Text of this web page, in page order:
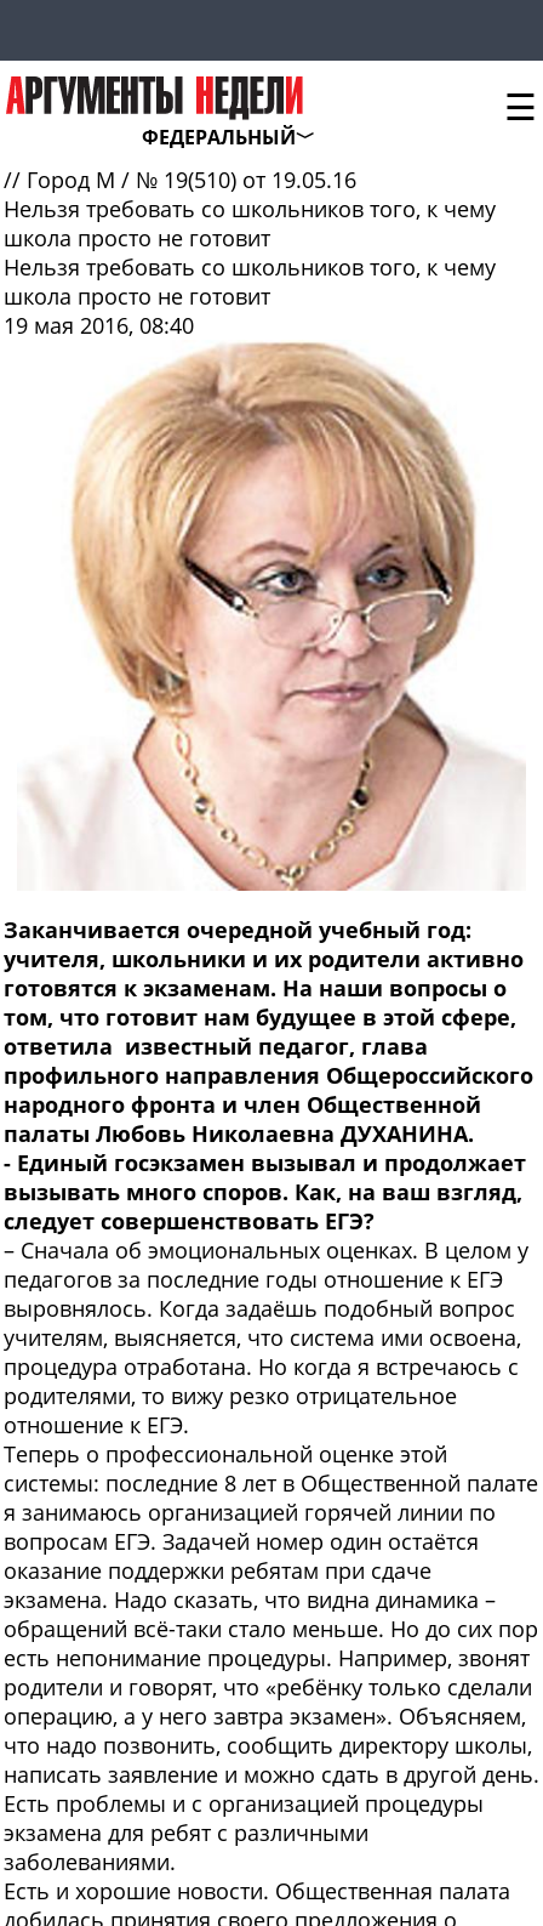
ФЕДЕРАЛЬНЫЙ
☰
// Город М / № 19(510) от 19.05.16
Нельзя требовать со школьников того, к чему
школа просто не готовит
Нельзя требовать со школьников того, к чему
школа просто не готовит
19 мая 2016, 08:40
Заканчивается очередной учебный год:
учителя, школьники и их родители активно
готовятся к экзаменам. На наши вопросы о
том, что готовит нам будущее в этой сфере,
ответила известный педагог, глава
профильного направления Общероссийского
народного фронта и член Общественной
палаты Любовь Николаевна ДУХАНИНА.
- Единый госэкзамен вызывал и продолжает
вызывать много споров. Как, на ваш взгляд,
следует совершенствовать ЕГЭ?
– Сначала об эмоциональных оценках. В целом у
педагогов за последние годы отношение к ЕГЭ
выровнялось. Когда задаёшь подобный вопрос
учителям, выясняется, что система ими освоена,
процедура отработана. Но когда я встречаюсь с
родителями, то вижу резко отрицательное
отношение к ЕГЭ.
Теперь о профессиональной оценке этой
системы: последние 8 лет в Общественной палате
я занимаюсь организацией горячей линии по
вопросам ЕГЭ. Задачей номер один остаётся
оказание поддержки ребятам при сдаче
экзамена. Надо сказать, что видна динамика –
обращений всё-таки стало меньше. Но до сих пор
есть непонимание процедуры. Например, звонят
родители и говорят, что «ребёнку только сделали
операцию, а у него завтра экзамен». Объясняем,
что надо позвонить, сообщить директору школы,
написать заявление и можно сдать в другой день.
Есть проблемы и с организацией процедуры
экзамена для ребят с различными
заболеваниями.
Есть и хорошие новости. Общественная палата
добилась принятия своего предложения о